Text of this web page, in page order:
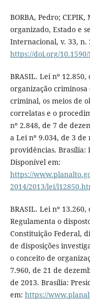
BORBA, Pedro;
organizado, Estado e
Internacional, v. 33, n.
https://doi.org/10.1590/
BRASIL. Lei nº
organização criminosa
criminal, os meios de
correlatas e o
nº 2.848, de 7 de
a Lei nº 9.034, de 3
providências. Brasília:
Disponível em:
https://
2014/2013/lei/
BRASIL. Lei nº
Regulamenta o
Constituição Federal,
de disposições
o conceito de
7.960, de 21 de
de 2013. Brasília:
em: https://